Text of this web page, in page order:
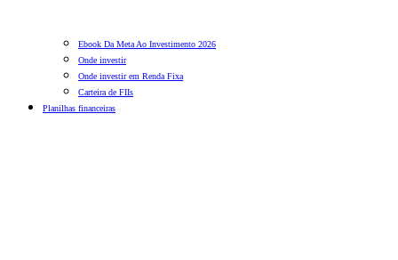
Ebook Da Meta Ao Investimento 2026
Onde investir
Onde investir em Renda Fixa
Carteira de FIIs
Planilhas financeiras